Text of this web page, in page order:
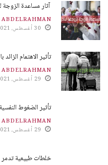
آثار مساعدة الزوجة
ABDELRAHMAN
30 أغسطس، 2021
تأثير الاهتمام
ABDELRAHMAN
29 أغسطس، 2021
تأثير الضغوط
ABDELRAHMAN
29 أغسطس، 2021
خلطات طبيعية تدمر